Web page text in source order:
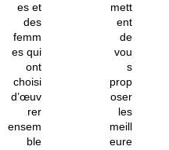
es et
des
femm
es qui
ont
choisi
d’œuv
rer
ensem
ble
mett
ent
de
vou
s
prop
oser
les
meill
eure